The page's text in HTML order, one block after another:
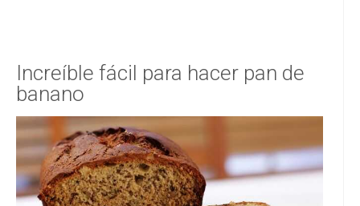
Increíble fácil para hacer pan de
banano